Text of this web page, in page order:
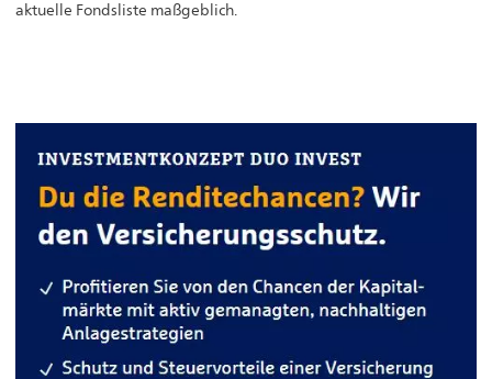
aktuelle Fondsliste maßgeblich.